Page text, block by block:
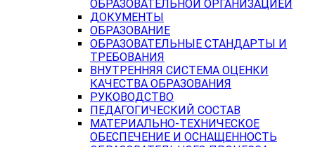
ОБРАЗОВАТЕЛЬНОЙ ОРГАНИЗАЦИЕЙ
ДОКУМЕНТЫ
ОБРАЗОВАНИЕ
ОБРАЗОВАТЕЛЬНЫЕ СТАНДАРТЫ И
ТРЕБОВАНИЯ
ВНУТРЕННЯЯ СИСТЕМА ОЦЕНКИ
КАЧЕСТВА ОБРАЗОВАНИЯ
РУКОВОДСТВО
ПЕДАГОГИЧЕСКИЙ СОСТАВ
МАТЕРИАЛЬНО-ТЕХНИЧЕСКОЕ
ОБЕСПЕЧЕНИЕ И ОСНАЩЕННОСТЬ